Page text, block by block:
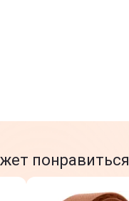
понравиться